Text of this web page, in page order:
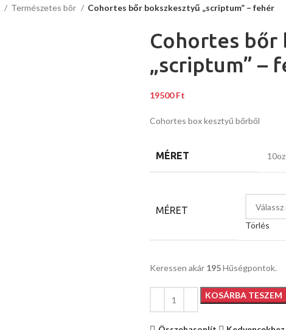
Természetes bõr
Cohortes bőr bokszkesztyű „scriptum” – fehér
Cohortes bőr
„scriptum” –
19500Ft
Cohortes box kesztyű bőrből
MÉRET 10oz
MÉRET
Törlés
Keressen akár 195Hűségpontok.
KOSÁRBA TESZEM